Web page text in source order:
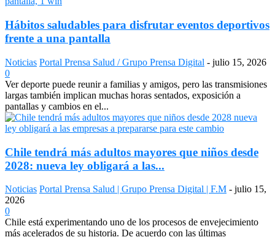
Hábitos saludables para disfrutar eventos deportivos
frente a una pantalla
Noticias Portal Prensa Salud / Grupo Prensa Digital - julio 15, 2026
0
Ver deporte puede reunir a familias y amigos, pero las transmisiones
largas también implican muchas horas sentados, exposición a
pantallas y cambios en el...
Chile tendrá más adultos mayores que niños desde
2028: nueva ley obligará a las...
Noticias Portal Prensa Salud | Grupo Prensa Digital | F.M - julio 15,
2026
0
Chile está experimentando uno de los procesos de envejecimiento
más acelerados de su historia. De acuerdo con las últimas